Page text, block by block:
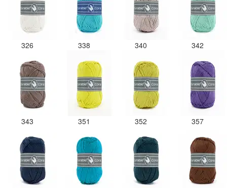
326 338 340 342
343 351 352 357